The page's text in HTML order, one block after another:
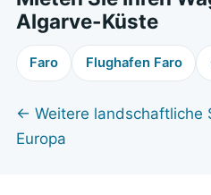
Algarve-Küste
Faro Flughafen Faro
← Weitere landschaftliche
Europa